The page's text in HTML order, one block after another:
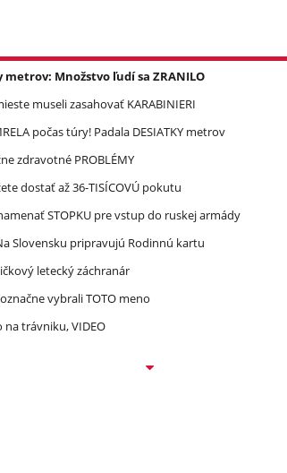
Množstvo ľudí sa ZRANILO
museli zasahovať KARABINIERI
počas túry! Padala DESIATKY metrov
zdravotné PROBLÉMY
dostať až 36-TISÍCOVÚ pokutu
STOPKU pre vstup do ruskej armády
Slovensku pripravujú Rodinnú kartu
letecký záchranár
vybrali TOTO meno
na trávniku, VIDEO